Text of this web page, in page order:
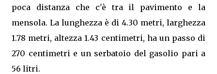
poca distanza che c'è tra il pavimento e la
mensola. La lunghezza è di 4.30 metri, larghezza
1.78 metri, altezza 1.43 centimetri, ha un passo di
270 centimetri e un serbatoio del gasolio pari a
56 litri.